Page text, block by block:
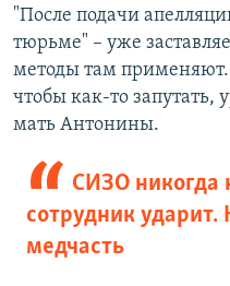
"После подачи
тюрьме" – уже
методы там
чтобы как-то запутать,
мать Антонины.
СИЗО никогда
сотрудник ударит.
медчасть